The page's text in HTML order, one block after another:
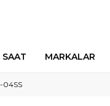
MARKALAR
04SS